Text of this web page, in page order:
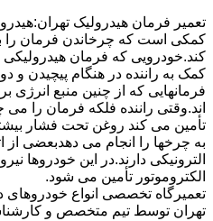
تعمیر فرمان هیدرولیک
کمکی است که چرخاندن فرمان را
کند.خودرویی که فرمان هیدرولیکی
کمک به راننده در هنگام پیچیدن و
فرمانهایی که از چنین منبع انرژی
اند.وقتی راننده فلکه فرمان را
تأمین می کند روغن تحت فشار
به چرخها را انجام می دهدبعضی از
الترونیکی دارند.در این خودروها
الکتروموتور تأمین می شود.
تعمیرگاه تخصصی انواع خودروهای
تهران توسط تیم متخصص و